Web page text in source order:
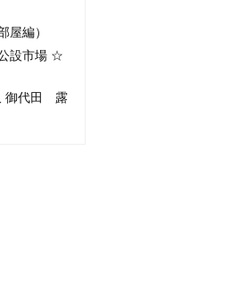
編）
設市場 ☆
御代田 露